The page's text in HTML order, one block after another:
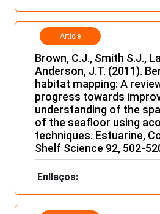
Article
Brown, C.J., Smith S.J.,
Anderson, J.T. (2011).
habitat mapping: A
progress towards
understanding of the
of the seafloor using
techniques. Estuarine,
Shelf Science 92, 502-
Enllaços: